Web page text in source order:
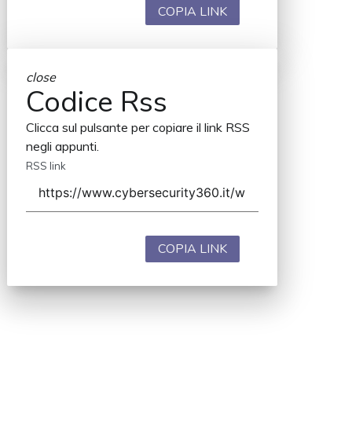
COPIA LINK
close
Codice Rss
Clicca sul pulsante per copiare il link RSS
negli appunti.
RSS link
COPIA LINK